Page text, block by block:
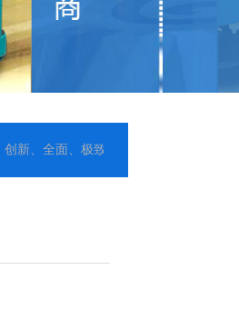
面、极致的服务目标为导向，提供整体